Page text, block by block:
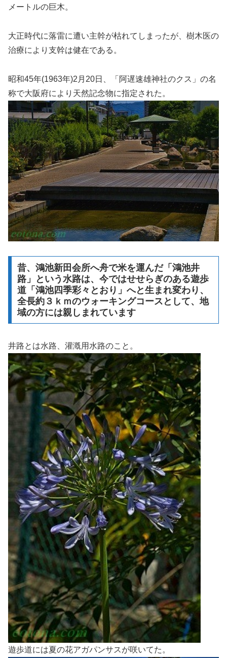
メートルの巨木。
大正時代に落雷に遭い主幹が枯れてしまったが、樹木医の
治療により支幹は健在である。
昭和45年(1963年)2月20日、「阿遅速雄神社のクス」の名
称で大阪府により天然記念物に指定された。
昔、鴻池新田会所へ舟で米を運んだ「鴻池井
路」という水路は、今ではせせらぎのある遊歩
道「鴻池四季彩々とおり」へと生まれ変わり、
全長約３ｋｍのウォーキングコースとして、地
域の方には親しまれています
井路とは水路、灌漑用水路のこと。
遊歩道には夏の花アガパンサスが咲いてた。